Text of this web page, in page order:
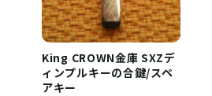
King CROWN金庫 SXZデ
ィンプルキーの合鍵/スペ
アキー